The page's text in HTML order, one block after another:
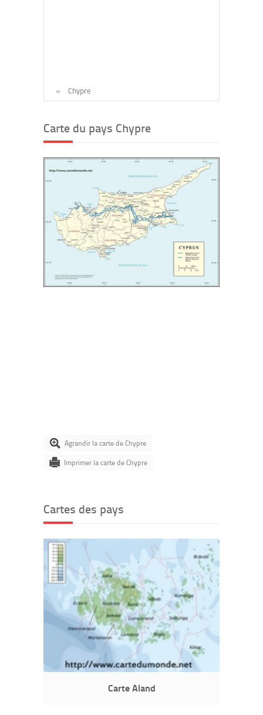
» Chypre
Carte du pays Chypre
Agrandir la carte de Chypre
Imprimer la carte de Chypre
Cartes des pays
Carte Aland